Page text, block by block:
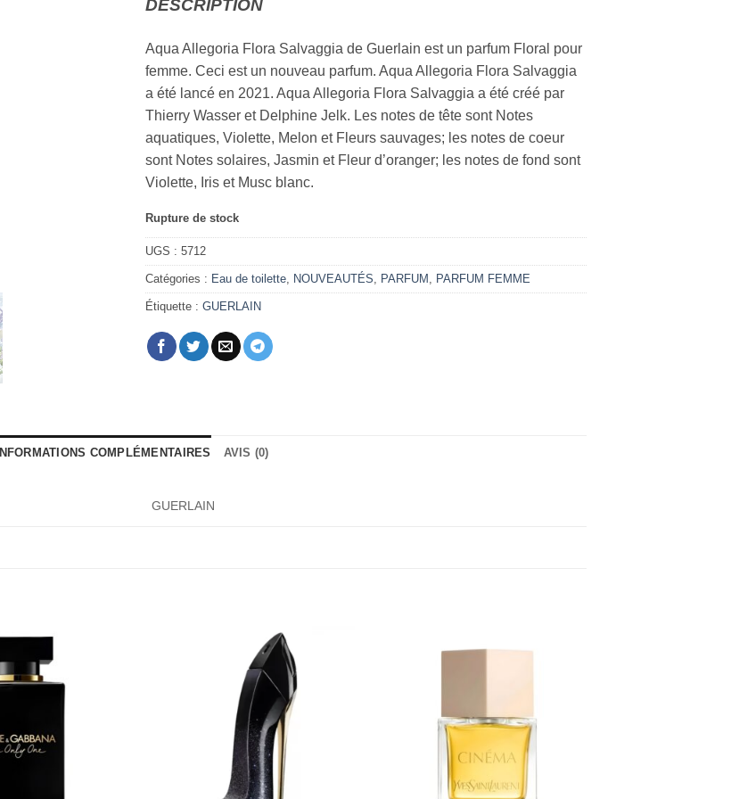
DESCRIPTION
Aqua Allegoria Flora Salvaggia de Guerlain est un parfum Floral pour
femme. Ceci est un nouveau parfum. Aqua Allegoria Flora Salvaggia
a été lancé en 2021. Aqua Allegoria Flora Salvaggia a été créé par
Thierry Wasser et Delphine Jelk. Les notes de tête sont Notes
aquatiques, Violette, Melon et Fleurs sauvages; les notes de coeur
sont Notes solaires, Jasmin et Fleur d’oranger; les notes de fond sont
Violette, Iris et Musc blanc.
Rupture de stock
UGS : 5712
Catégories : Eau de toilette, NOUVEAUTÉS, PARFUM , PARFUM FEMME
Étiquette : GUERLAIN
INFORMATIONS COMPLÉMENTAIRES AVIS (0)
GUERLAIN